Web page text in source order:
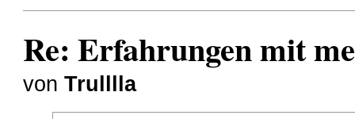
Re: Erfahrungen mit
vonTrulllla